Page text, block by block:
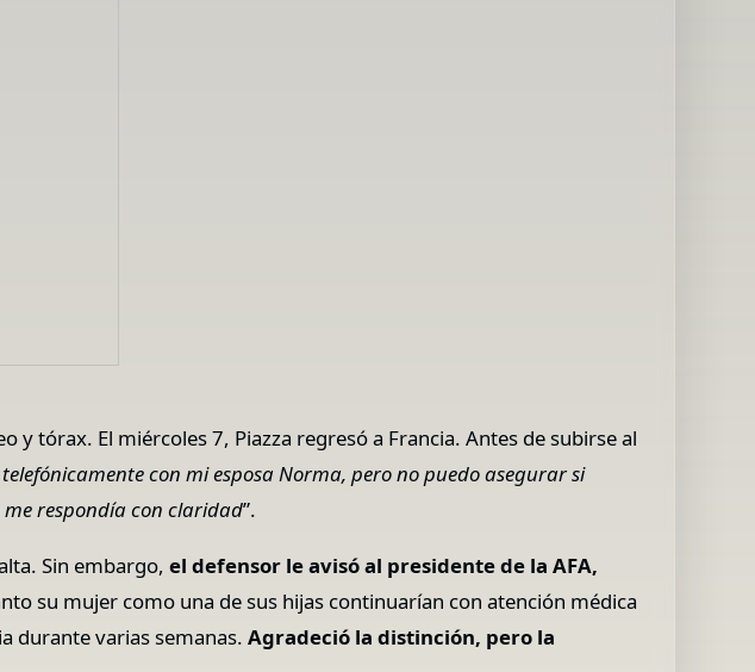
tórax. El miércoles 7, Piazza regresó a Francia. Antes de subirse al
con mi esposa Norma, pero no puedo asegurar si
me respondía con claridad”.
Sin embargo,el defensor le avisó al presidente de la AFA,
su mujer como una de sus hijas continuarían con atención médica
durante varias semanas.Agradeció la distinción, pero la